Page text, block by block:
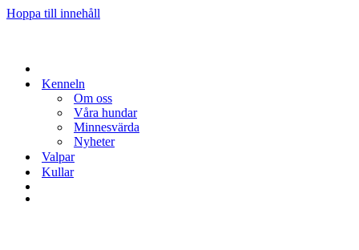
Hoppa till innehåll
Kenneln
Om oss
Våra hundar
Minnesvärda
Nyheter
Valpar
Kullar